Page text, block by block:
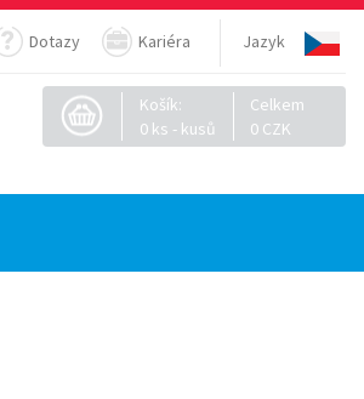
Dotazy Kariéra Jazyk
Košík:
0ks - kusů
Celkem
0 CZK